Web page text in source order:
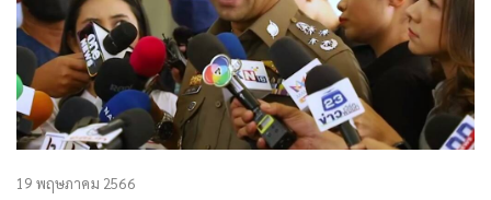
19 พฤษภาคม 2566